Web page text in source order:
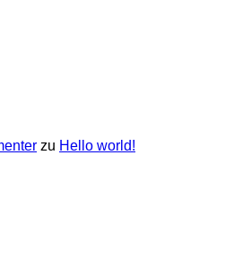
zu Hello world!